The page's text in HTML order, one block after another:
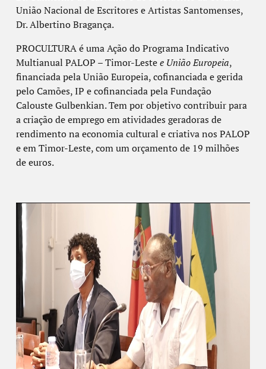
União Nacional de Escritores e Artistas Santomenses,
Dr. Albertino Bragança.
PROCULTURA é uma Ação do Programa Indicativo
Multianual PALOP – Timor-Lestee União Europeia,
financiada pela União Europeia, cofinanciada e gerida
pelo Camões, IP e cofinanciada pela Fundação
Calouste Gulbenkian. Tem por objetivo contribuir para
a criação de emprego em atividades geradoras de
rendimento na economia cultural e criativa nos PALOP
e em Timor-Leste, com um orçamento de 19 milhões
de euros.